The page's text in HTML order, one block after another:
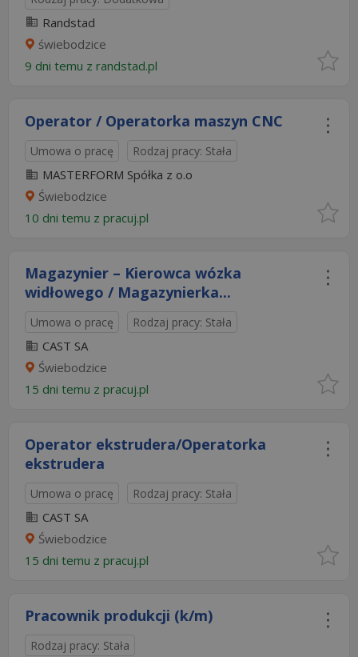
Randstad
świebodzice
9 dni temu z randstad.pl
Operator / Operatorka maszyn CNC
Umowa o pracę Rodzaj pracy: Stała
MASTERFORM Spółka z o.o
Świebodzice
10 dni temu z pracuj.pl
Magazynier – Kierowca wózka
widłowego / Magazynierka...
Umowa o pracę Rodzaj pracy: Stała
CAST SA
Świebodzice
15 dni temu z pracuj.pl
Operator ekstrudera/Operatorka
ekstrudera
Umowa o pracę Rodzaj pracy: Stała
CAST SA
Świebodzice
15 dni temu z pracuj.pl
Pracownik produkcji (k/m)
Rodzaj pracy: Stała